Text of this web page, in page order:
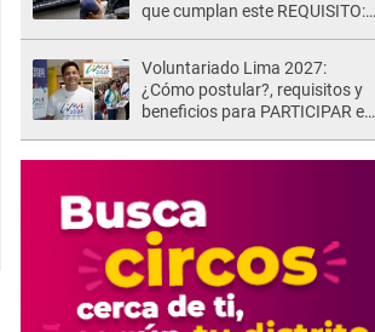
que cumplan este REQUISITO:
Voluntariado Lima 2027:
¿Cómo postular?, requisitos y
beneficios para PARTICIPAR en